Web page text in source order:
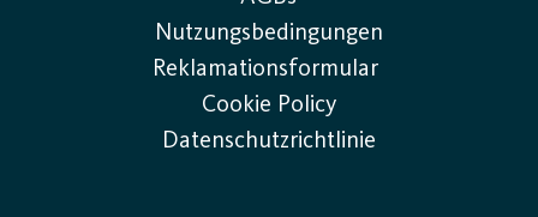
Nutzungsbedingungen
Reklamationsformular
Cookie Policy
Datenschutzrichtlinie